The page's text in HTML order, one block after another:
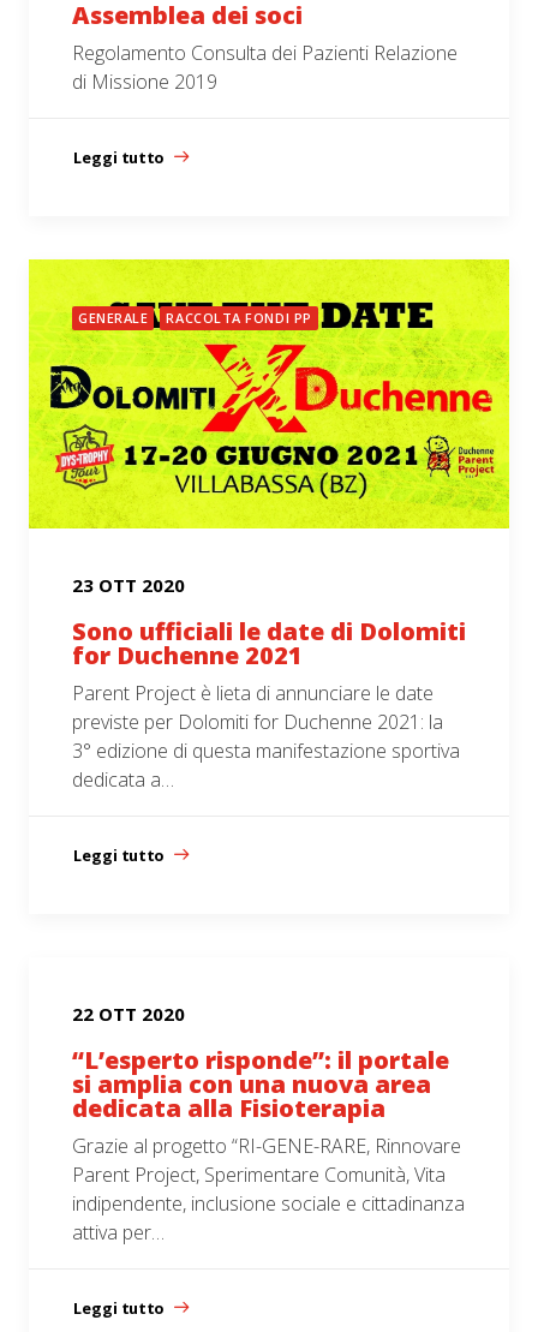
Assemblea dei soci
Regolamento Consulta dei Pazienti Relazione
di Missione 2019
Leggi tutto
GENERALE RACCOLTA FONDI PP
23 OTT 2020
Sono ufficiali le date di Dolomiti
for Duchenne 2021
Parent Project è lieta di annunciare le date
previste per Dolomiti for Duchenne 2021: la
3° edizione di questa manifestazione sportiva
dedicata a…
Leggi tutto
22 OTT 2020
“L’esperto risponde”: il portale
si amplia con una nuova area
dedicata alla Fisioterapia
Grazie al progetto “RI-GENE-RARE, Rinnovare
Parent Project, Sperimentare Comunità, Vita
indipendente, inclusione sociale e cittadinanza
attiva per…
Leggi tutto